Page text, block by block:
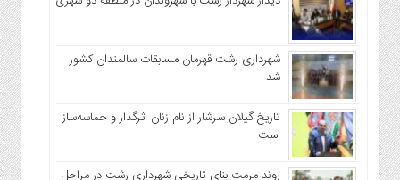
شهرداری رشت قهرمان مسابقات سالمندان کشور
شد
تاریخ گیلان سرشار از نام زنان اثرگذار و حماسه‌ساز
است
روند مرمت بنای تاریخی شهرداری رشت در مراحل